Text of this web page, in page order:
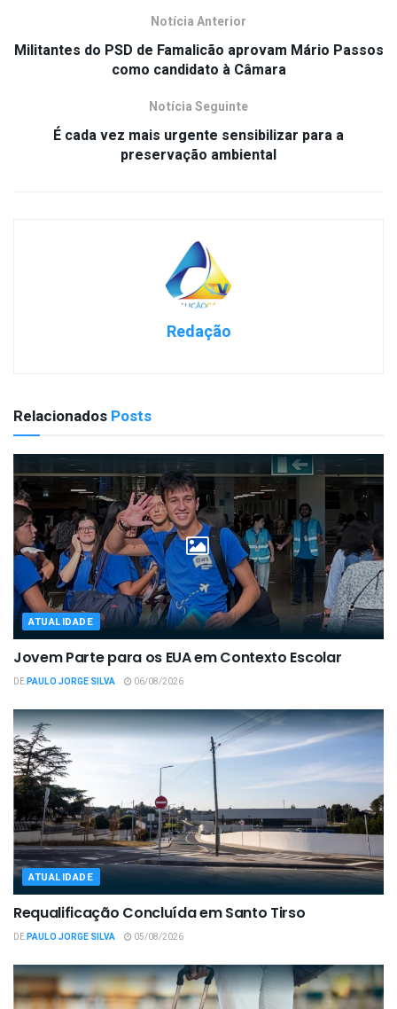
Notícia Anterior
Militantes do PSD de Famalicão aprovam Mário Passos
como candidato à Câmara
Notícia Seguinte
É cada vez mais urgente sensibilizar para a
preservação ambiental
Redação
Relacionados Posts
ATUALIDADE
Jovem Parte para os EUA em Contexto Escolar
DEPAULO JORGE SILVA 06/08/2026
ATUALIDADE
Requalificação Concluída em Santo Tirso
DEPAULO JORGE SILVA 05/08/2026